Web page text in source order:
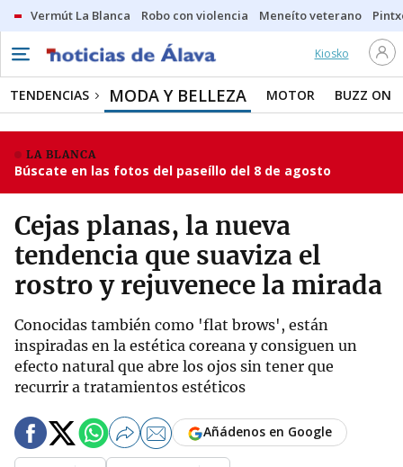
Vermút La Blanca Robo con violencia Meneíto veterano
Kiosko
TENDENCIAS MODA Y BELLEZA MOTOR BUZZ ON
LA BLANCA
Búscate en las fotos del paseíllo del 8 de agosto
Cejas planas, la nueva
tendencia que suaviza el
rostro y rejuvenece la mirada
Conocidas también como 'flat brows', están
inspiradas en la estética coreana y consiguen un
efecto natural que abre los ojos sin tener que
recurrir a tratamientos estéticos
Añádenos en Google